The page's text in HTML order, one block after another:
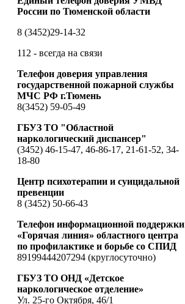
России по Тюменской области
8 (3452)29-14-32
112 - всегда на связи
Телефон доверия управления
государственной пожарной службы
МЧС РФ г.Тюмень
8(3452) 59-05-49
ГБУЗ ТО "Областной
наркологический диспансер"
(3452) 46-15-47, 46-86-17, 21-61-52, 34-
18-80
Центр психотерапии и суицидальной
превенции
8 (3452) 50-66-43
Телефон информационной поддержки
«Горячая линия» областного центра
по профилактике и борьбе со СПИД
89199444207294 (круглосуточно)
ГБУЗ ТО ОНД «Детское
наркологическое отделение»
Ул. 25-го Октября, 46/1